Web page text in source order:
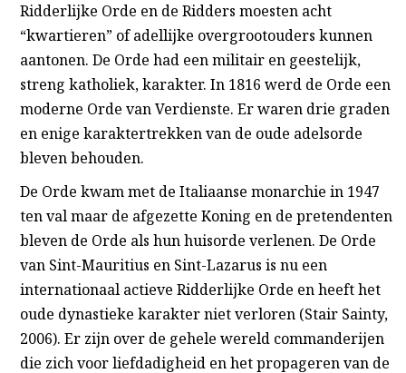
Ridderlijke Orde en de Ridders moesten acht
“kwartieren” of adellijke overgrootouders kunnen
aantonen. De Orde had een militair en geestelijk,
streng katholiek, karakter. In 1816 werd de Orde een
moderne Orde van Verdienste. Er waren drie graden
en enige karaktertrekken van de oude adelsorde
bleven behouden.
De Orde kwam met de Italiaanse monarchie in 1947
ten val maar de afgezette Koning en de pretendenten
bleven de Orde als hun huisorde verlenen. De Orde
van Sint-Mauritius en Sint-Lazarus is nu een
internationaal actieve Ridderlijke Orde en heeft het
oude dynastieke karakter niet verloren (Stair Sainty,
2006). Er zijn over de gehele wereld commanderijen
die zich voor liefdadigheid en het propageren van de